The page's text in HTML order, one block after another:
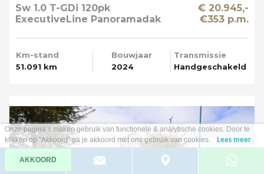
Sw 1.0 T-GDi 120pk
ExecutiveLine Panoramadak
€ 20.945,-
€353 p.m.
Km-stand
51.091 km
Bouwjaar
2024
Transmissie
Handgeschakeld
Onze pagina’s maken gebruik van functionele & analytische cookies. Door te
klikken op "Akkoord" ga je akkoord met ons gebruik van cookies.
Lees meer
AKKOORD